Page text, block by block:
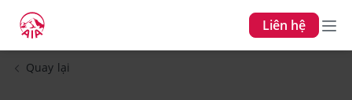
Liên hệ
Quay lại